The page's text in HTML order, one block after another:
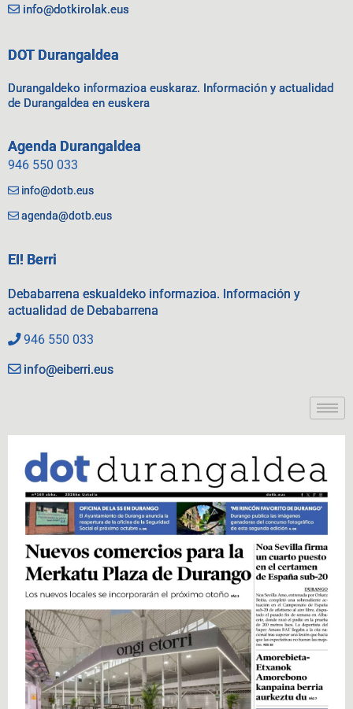
info@dotkirolak.eus
DOT Durangaldea
Durangaldeko informazioa euskaraz. Información y actualidad
de Durangaldea en euskera
Agenda Durangaldea
946 550 033
info@dotb.eus
agenda@dotb.eus
EI! Berri
Debabarrena eskualdeko informazioa. Información y
actualidad de Debabarrena
946 550 033
info@eiberri.eus